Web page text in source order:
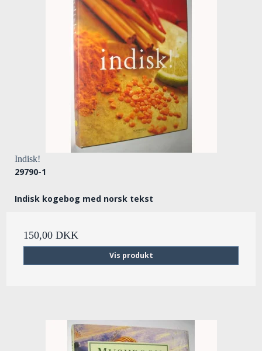
Indisk!
29790-1
Indisk kogebog med norsk tekst
150,00 DKK
Vis produkt